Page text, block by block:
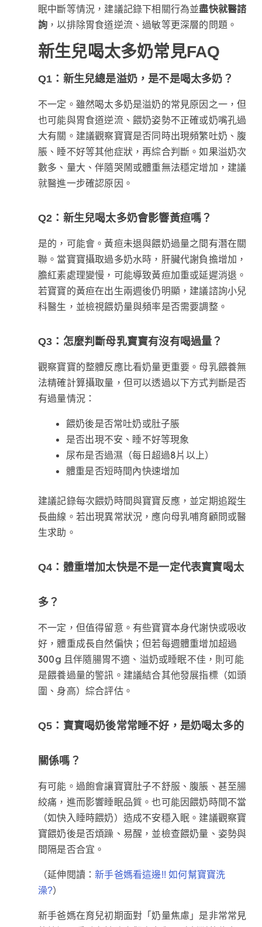
眠中斷等情況，建議記錄下相關行為並盡快就醫諮
詢 ，以排除胃食道逆流、過敏等更深層的問題。
新生兒喝太多奶常見FAQ
Q1：新生兒總是溢奶，是不是喝太多奶？
不一定。雖然喝太多奶是溢奶的常見原因之一，但
也可能與胃食道逆流、餵奶姿勢不正確或奶嘴孔過
大有關。建議觀察寶寶是否同時出現頻繁吐奶、腹
脹、睡不好等其他症狀，再綜合判斷。如果溢奶次
數多、量大、伴隨哭鬧或體重無法穩定增加，建議
就醫進一步確認原因。
Q2：新生兒喝太多奶會影響黃疸嗎？
是的，可能會。黃疸未退與餵奶過量之間有潛在關
聯。當寶寶攝取過多奶水時，肝臟代謝負擔增加，
膽紅素處理變慢，可能導致黃疸加重或延遲消退。
若寶寶的黃疸在出生兩週後仍明顯，建議諮詢小兒
科醫生，並檢視餵奶量與頻率是否需要調整。
Q3：怎麼判斷母乳寶寶有沒有喝過量？
觀察寶寶的整體反應比看奶量更重要。母乳餵養無
法精確計算攝取量，但可以透過以下方式判斷是否
有過量情況：
餵奶後是否常吐奶或肚子脹
是否出現不安、睡不好等現象
尿布是否過濕（每日超過8片以上）
體重是否短時間內快速增加
建議記錄每次餵奶時間與寶寶反應，並定期追蹤生
長曲線。若出現異常狀況，應向母乳哺育顧問或醫
生求助。
Q4：體重增加太快是不是一定代表寶寶喝太
多？
不一定，但值得留意。有些寶寶本身代謝快或吸收
好，體重成長自然偏快；但若每週體重增加超過
300g 且伴隨腸胃不適、溢奶或睡眠不佳，則可能
是餵養過量的警訊。建議結合其他發展指標（如頭
圍、身高）綜合評估。
Q5：寶寶喝奶後常常睡不好，是奶喝太多的
關係嗎？
有可能。過飽會讓寶寶肚子不舒服、腹脹、甚至腸
絞痛，進而影響睡眠品質。也可能因餵奶時間不當
（如快入睡時餵奶）造成不安穩入眠。建議觀察寶
寶餵奶後是否煩躁、易醒，並檢查餵奶量、姿勢與
間隔是否合宜。
（延伸閱讀：新手爸媽看這邊!! 如何幫寶寶洗
澡?）
新手爸媽在育兒初期面對「奶量焦慮」是非常常見